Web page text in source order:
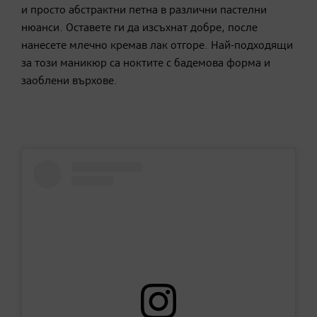
и просто абстрактни петна в различни пастелни
нюанси. Оставете ги да изсъхнат добре, после
нанесете млечно кремав лак отгоре. Най-подходящи
за този маникюр са ноктите с бадемова форма и
заоблени върхове.